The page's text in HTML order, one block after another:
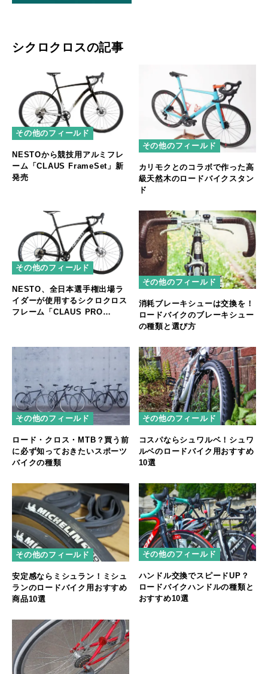
シクロクロスの記事
その他のフィールド
NESTOから競技用アルミフレ
ーム「CLAUS FrameSet」新
発売
その他のフィールド
カリモクとのコラボで作った高
級天然木のロードバイクスタン
ド
その他のフィールド
NESTO、全日本選手権出場ラ
イダーが使用するシクロクロス
フレーム「CLAUS PRO
その他のフィールド
消耗ブレーキシューは交換を！
ロードバイクのブレーキシュー
の種類と選び方
その他のフィールド
ロード・クロス・MTB？買う前
に必ず知っておきたいスポーツ
バイクの種類
その他のフィールド
コスパならシュワルベ！シュワ
ルベのロードバイク用おすすめ
10選
その他のフィールド
安定感ならミシュラン！ミシュ
ランのロードバイク用おすすめ
商品10選
その他のフィールド
ハンドル交換でスピードUP？
ロードバイクハンドルの種類と
おすすめ10選